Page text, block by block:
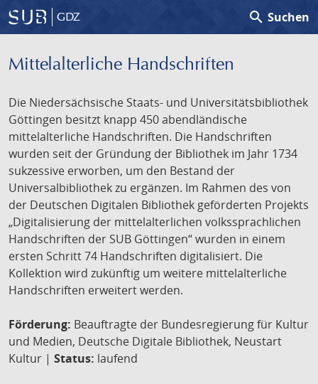
GDZ search Suchen
Mittelalterliche Handschriften
Die Niedersächsische Staats- und Universitätsbibliothek
Göttingen besitzt knapp 450 abendländische
mittelalterliche Handschriften. Die Handschriften
wurden seit der Gründung der Bibliothek im Jahr 1734
sukzessive erworben, um den Bestand der
Universalbibliothek zu ergänzen. Im Rahmen des von
der Deutschen Digitalen Bibliothek geförderten Projekts
„Digitalisierung der mittelalterlichen volkssprachlichen
Handschriften der SUB Göttingen“ wurden in einem
ersten Schritt 74 Handschriften digitalisiert. Die
Kollektion wird zukünftig um weitere mittelalterliche
Handschriften erweitert werden.
Förderung: Beauftragte der Bundesregierung für Kultur
und Medien, Deutsche Digitale Bibliothek, Neustart
Kultur | Status: laufend